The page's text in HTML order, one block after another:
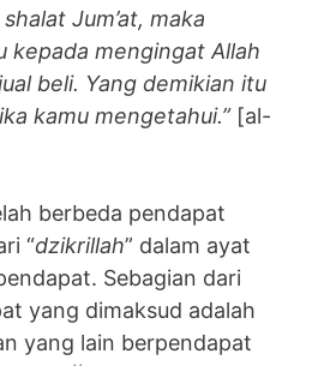
Jum’at, maka
kepada mengingat Allah
beli. Yang demikian itu
kamu mengetahui.”[al-
berbeda pendapat
“dzikrillah” dalam ayat
Sebagian dari
yang dimaksud adalah
yang lain berpendapat